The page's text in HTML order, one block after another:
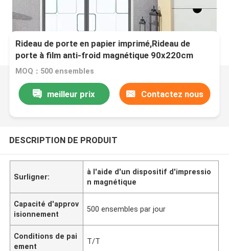
Rideau de porte en papier imprimé,Rideau de
porte à film anti-froid magnétique 90x220cm
MOQ：500 ensembles
meilleur prix Contactez nous
DESCRIPTION DE PRODUIT
Surligner:
à l'aide d'un dispositif d'impressio
n magnétique
Capacité d'approv
isionnement
500 ensembles par jour
Conditions de pai
ement
T/T